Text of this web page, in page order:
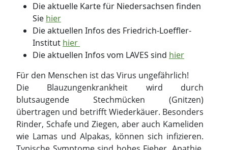
Die aktuelle Karte für Niedersachsen finden
Sie hier
Die aktuellen Infos des Friedrich-Loeffler-
Institut hier
Die aktuellen Infos vom LAVES sind hier
Für den Menschen ist das Virus ungefährlich!
Die Blauzungenkrankheit wird durch
blutsaugende Stechmücken (Gnitzen)
übertragen und betrifft Wiederkäuer. Besonders
Rinder, Schafe und Ziegen, aber auch Kameliden
wie Lamas und Alpakas, können sich infizieren.